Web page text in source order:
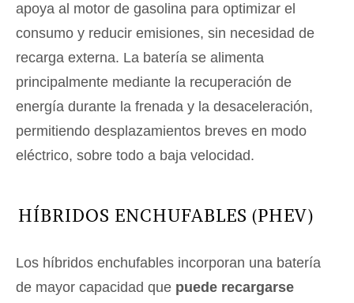
apoya al motor de gasolina para optimizar el
consumo y reducir emisiones, sin necesidad de
recarga externa. La batería se alimenta
principalmente mediante la recuperación de
energía durante la frenada y la desaceleración,
permitiendo desplazamientos breves en modo
eléctrico, sobre todo a baja velocidad.
HÍBRIDOS ENCHUFABLES (PHEV)
Los híbridos enchufables incorporan una batería
de mayor capacidad que puede recargarse